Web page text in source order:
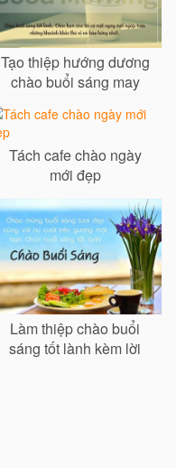
Tạo thiệp hướng dương
chào buổi sáng may
Tách cafe chào ngày
mới đẹp
Làm thiệp chào buổi
sáng tốt lành kèm lời